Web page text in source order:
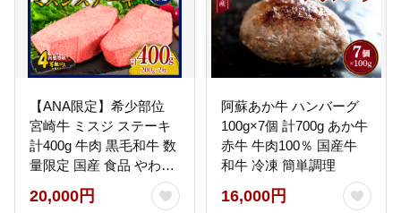
【ANA限定】希少部位
宮崎牛 ミスジ ステーキ
計400g 牛肉 黒毛和牛 数
量限定 国産 食品 やわら
かい 高級 上質 贅沢 おか
ず おつまみ ご褒美 お祝
20,000円
阿蘇あか牛 ハンバーグ
100g×7個 計700g あか牛
赤牛 牛肉100％ 国産牛
和牛 冷凍 簡単調理
16,000円